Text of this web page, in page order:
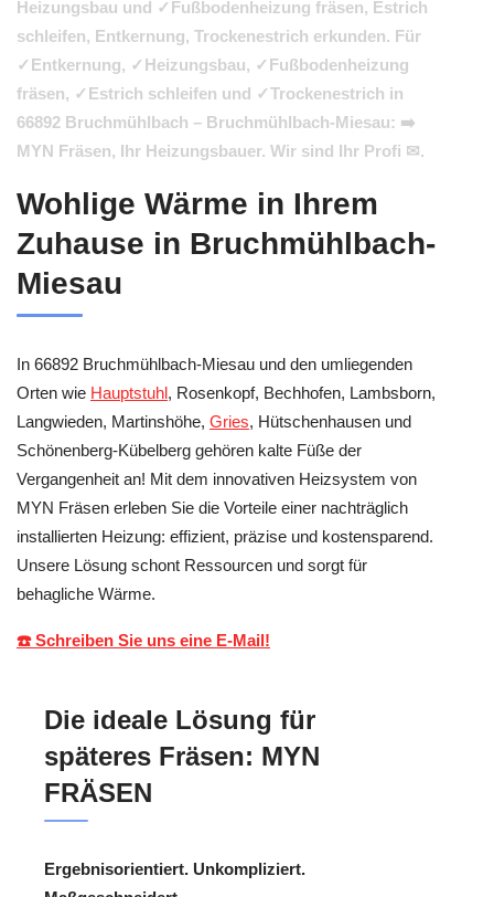
Heizungsbau und ✓Fußbodenheizung fräsen, Estrich
schleifen, Entkernung, Trockenestrich erkunden. Für
✓Entkernung, ✓Heizungsbau, ✓Fußbodenheizung
fräsen, ✓Estrich schleifen und ✓Trockenestrich in
66892 Bruchmühlbach – Bruchmühlbach-Miesau: ➡️
MYN Fräsen, Ihr Heizungsbauer. Wir sind Ihr Profi ✉.
Wohlige Wärme in Ihrem
Zuhause in Bruchmühlbach-
Miesau
In 66892 Bruchmühlbach-Miesau und den umliegenden
Orten wie Hauptstuhl, Rosenkopf, Bechhofen, Lambsborn,
Langwieden, Martinshöhe, Gries, Hütschenhausen und
Schönenberg-Kübelberg gehören kalte Füße der
Vergangenheit an! Mit dem innovativen Heizsystem von
MYN Fräsen erleben Sie die Vorteile einer nachträglich
installierten Heizung: effizient, präzise und kostensparend.
Unsere Lösung schont Ressourcen und sorgt für
behagliche Wärme.
☎️ Schreiben Sie uns eine E-Mail!
Die ideale Lösung für
späteres Fräsen: MYN
FRÄSEN
Ergebnisorientiert. Unkompliziert.